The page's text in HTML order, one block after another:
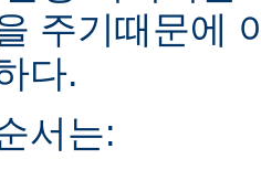
주기때문에
다.
서는: